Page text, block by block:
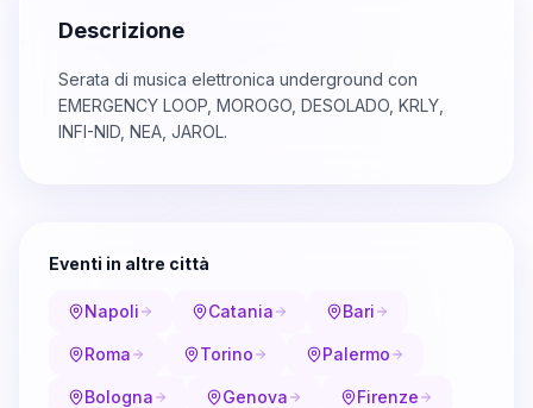
Descrizione
Serata di musica elettronica underground con
EMERGENCY LOOP, MOROGO, DESOLADO, KRLY,
INFI-NID, NEA, JAROL.
Eventi in altre città
Napoli Catania Bari
Roma Torino Palermo
Bologna Genova Firenze